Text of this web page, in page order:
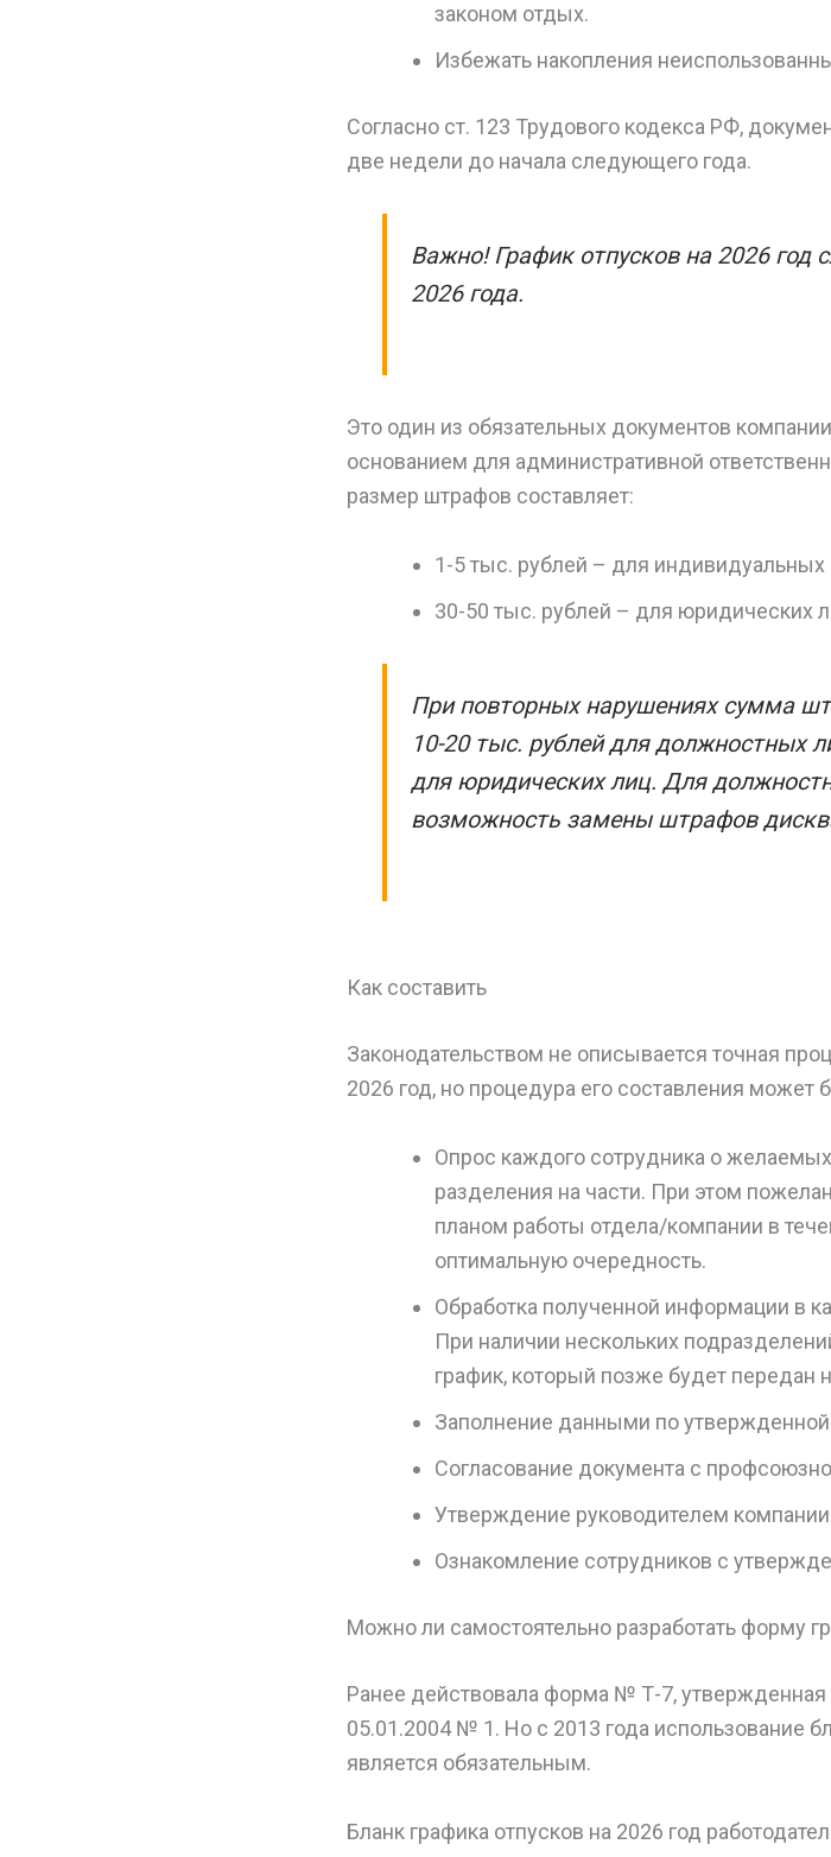
законом отдых.
Избежать накопления
Согласно ст. 123 Трудового кодекса РФ,
две недели до начала следующего года.
Важно! График отпусков на 2026 год
2026 года.
Это один из обязательных документов
основанием для административной
размер штрафов составляет:
1-5 тыс. рублей – для
30-50 тыс. рублей – для юридических
При повторных нарушениях сумма
10-20 тыс. рублей для должностных
для юридических лиц. Для
возможность замены штрафов
Как составить
Законодательством не описывается точная
2026 год, но процедура его составления
Опрос каждого сотрудника о
разделения на части. При этом
планом работы отдела/компании в
оптимальную очередность.
Обработка полученной информации в
При наличии нескольких
график, который позже будет передан
Заполнение данными по
Согласование документа с
Утверждение руководителем
Ознакомление сотрудников с
Можно ли самостоятельно разработать форму
Ранее действовала форма № Т-7, утвержденная
05.01.2004 № 1. Но с 2013 года использование
является обязательным.
Бланк графика отпусков на 2026 год